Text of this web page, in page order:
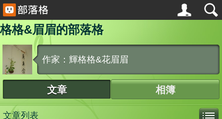
格格&眉眉的部落格
作家：輝格格&花眉眉
文章 相簿
文章列表